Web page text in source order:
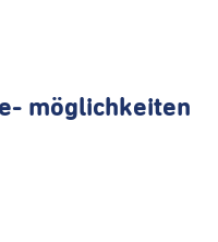
möglichkeiten